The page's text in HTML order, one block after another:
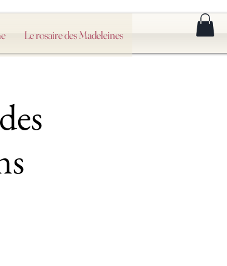
Le rosaire des Madeleines